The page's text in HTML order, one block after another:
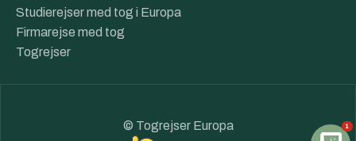
Studierejser med tog i Europa
Firmarejse med tog
Togrejser
© Togrejser Europa
1